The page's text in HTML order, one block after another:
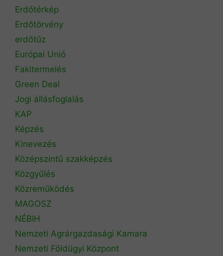
Erdőtérkép
Erdőtörvény
erdőtűz
Európai Unió
Fakitermelés
Green Deal
Jogi állásfoglalás
KAP
Képzés
Kinevezés
Középszintű szakképzés
Közgyűlés
Közreműködés
MAGOSZ
NÉBIH
Nemzeti Agrárgazdasági Kamara
Nemzeti Földügyi Központ